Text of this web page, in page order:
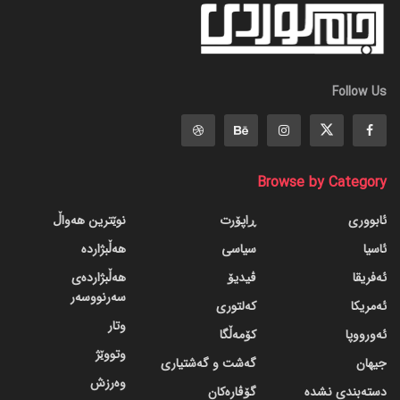
Follow Us
Browse by Category
ئابووری
ئاسیا
ئەفریقا
ئەمریکا
ئەورووپا
جیهان
دسته‌بندی نشده
ڕاپۆرت
سیاسی
ڤیدیۆ
کەلتوری
کۆمەڵگا
گه‌شت و گه‌شتیاری
گۆڤاره‌کان
نوێترین هەواڵ
هەڵبژاردە
هەڵبژاردەی
سەرنووسەر
وتار
وتووێژ
وەرزش